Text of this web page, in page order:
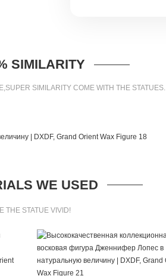
SIMILARITY
SIMILARITY COME WITH THE STATUES.
WE USED
THE STATUE VIVID!